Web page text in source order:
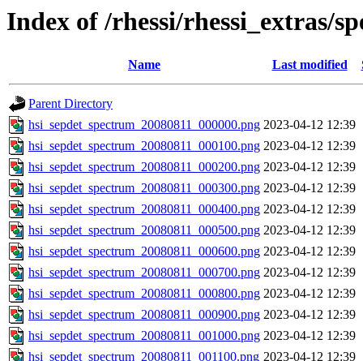
Index of /rhessi/rhessi_extras/
Name Last modified
Parent Directory
hsi_sepdet_spectrum_20080811_000000.png 2023-04-12 12:39
hsi_sepdet_spectrum_20080811_000100.png 2023-04-12 12:39
hsi_sepdet_spectrum_20080811_000200.png 2023-04-12 12:39
hsi_sepdet_spectrum_20080811_000300.png 2023-04-12 12:39
hsi_sepdet_spectrum_20080811_000400.png 2023-04-12 12:39
hsi_sepdet_spectrum_20080811_000500.png 2023-04-12 12:39
hsi_sepdet_spectrum_20080811_000600.png 2023-04-12 12:39
hsi_sepdet_spectrum_20080811_000700.png 2023-04-12 12:39
hsi_sepdet_spectrum_20080811_000800.png 2023-04-12 12:39
hsi_sepdet_spectrum_20080811_000900.png 2023-04-12 12:39
hsi_sepdet_spectrum_20080811_001000.png 2023-04-12 12:39
hsi_sepdet_spectrum_20080811_001100.png 2023-04-12 12:39